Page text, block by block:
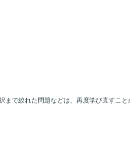
で絞れた問題などは、再度学び直すこと